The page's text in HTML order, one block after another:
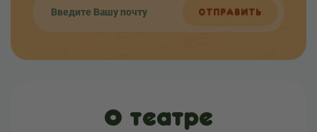
ОТПРАВИТЬ
О театре